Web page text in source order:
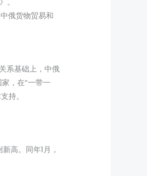
俄货物贸易和
系基础上，中俄
，在“一带一
持。
高。同年1月，